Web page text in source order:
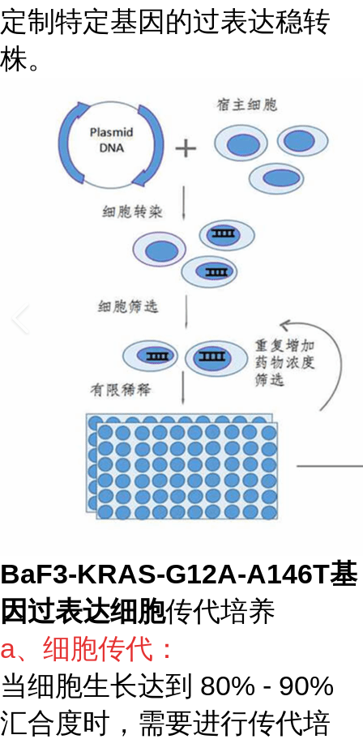
定制特定基因的过表达稳转
株。
BaF3-KRAS-G12A-A146T基
因过表达细胞传代培养
a、细胞传代：
当细胞生长达到 80% - 90%
汇合度时，需要进行传代培